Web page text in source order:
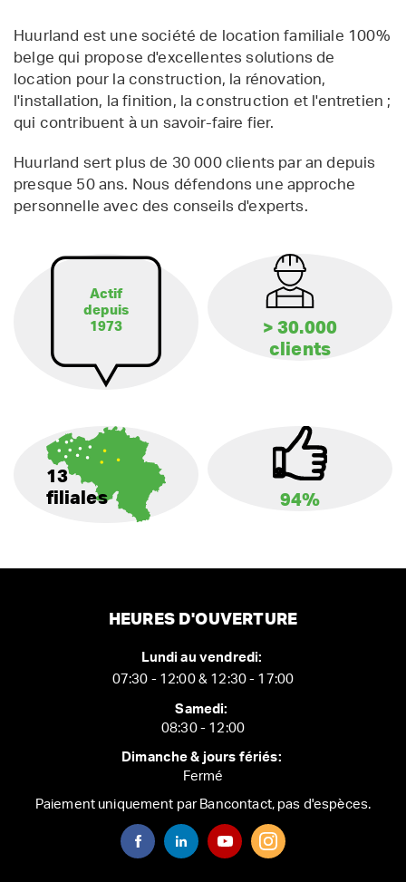
Huurland est une société de location familiale 100%
belge qui propose d'excellentes solutions de
location pour la construction, la rénovation,
l'installation, la finition, la construction et l'entretien ;
qui contribuent à un savoir-faire fier.
Huurland sert plus de 30 000 clients par an depuis
presque 50 ans. Nous défendons une approche
personnelle avec des conseils d'experts.
Actif
depuis
1973
> 30.000
clients
13
filiales
94%
HEURES D'OUVERTURE
Lundi au vendredi:
07:30 - 12:00 & 12:30 - 17:00
Samedi:
08:30 - 12:00
Dimanche & jours fériés:
Fermé
Paiement uniquement par Bancontact, pas d'espèces.